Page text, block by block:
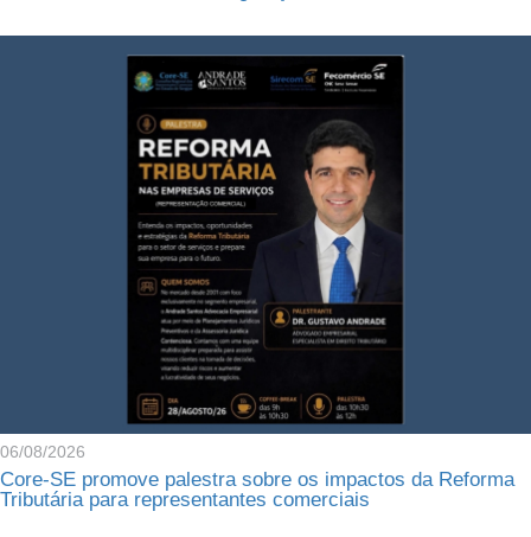
06/08/2026
Core-SE promove palestra sobre os impactos da Reforma
Tributária para representantes comerciais